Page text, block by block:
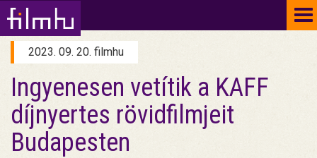
2023. 09. 20. filmhu
Ingyenesen vetítik a KAFF
díjnyertes rövidfilmjeit
Budapesten